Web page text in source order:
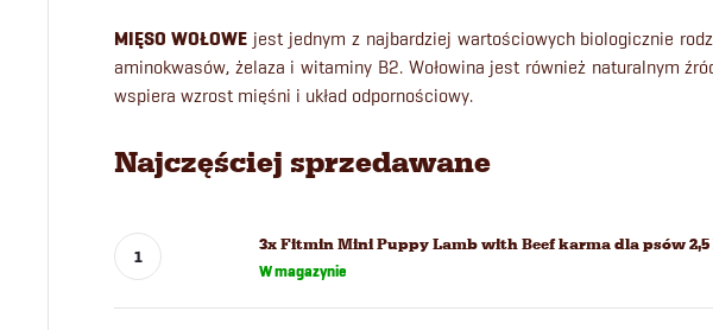
MIĘSO WOŁOWEjest jednym z najbardziej wartościowych biologicznie
aminokwasów, żelaza i witaminy B2. Wołowina jest również naturalnym
wspiera wzrost mięśni i układ odpornościowy.
Najczęściej sprzedawane
3x Fitmin Mini Puppy Lamb with Beef karma dla psów
W magazynie